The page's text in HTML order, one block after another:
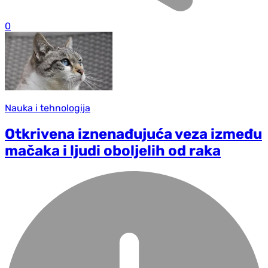
0
Nauka i tehnologija
Otkrivena iznenađujuća veza između
mačaka i ljudi oboljelih od raka